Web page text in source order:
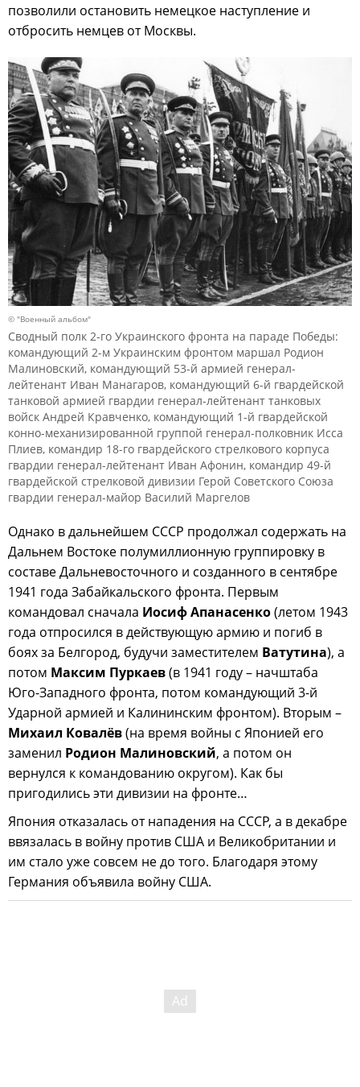
позволили остановить немецкое наступление и
отбросить немцев от Москвы.
© "Военный альбом"
Сводный полк 2-го Украинского фронта на параде Победы:
командующий 2-м Украинским фронтом маршал Родион
Малиновский, командующий 53-й армией генерал-
лейтенант Иван Манагаров, командующий 6-й гвардейской
танковой армией гвардии генерал-лейтенант танковых
войск Андрей Кравченко, командующий 1-й гвардейской
конно-механизированной группой генерал-полковник Исса
Плиев, командир 18-го гвардейского стрелкового корпуса
гвардии генерал-лейтенант Иван Афонин, командир 49-й
гвардейской стрелковой дивизии Герой Советского Союза
гвардии генерал-майор Василий Маргелов
Однако в дальнейшем СССР продолжал содержать на
Дальнем Востоке полумиллионную группировку в
составе Дальневосточного и созданного в сентябре
1941 года Забайкальского фронта. Первым
командовал сначала Иосиф Апанасенко(летом 1943
года отпросился в действующую армию и погиб в
боях за Белгород, будучи заместителем Ватутина), а
потом Максим Пуркаев(в 1941 году – начштаба
Юго-Западного фронта, потом командующий 3-й
Ударной армией и Калининским фронтом). Вторым –
Михаил Ковалёв(на время войны с Японией его
заменил Родион Малиновский, а потом он
вернулся к командованию округом). Как бы
пригодились эти дивизии на фронте…
Япония отказалась от нападения на СССР, а в декабре
ввязалась в войну против США и Великобритании и
им стало уже совсем не до того. Благодаря этому
Германия объявила войну США.